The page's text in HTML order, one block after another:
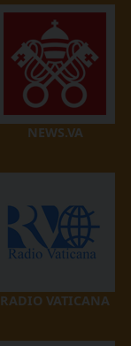
NEWS.VA
RADIO VATICANA